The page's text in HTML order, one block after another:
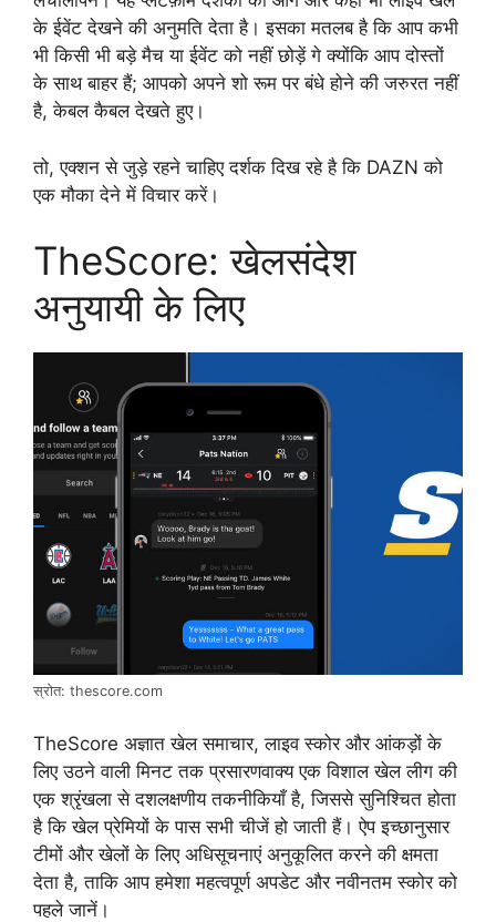
के ईवेंट देखने की अनुमति देता है। इसका मतलब है कि आप कभी
भी किसी भी बड़े मैच या ईवेंट को नहीं छोड़ें गे क्योंकि आप दोस्तों
के साथ बाहर हैं; आपको अपने शो रूम पर बंधे होने की जरुरत नहीं
है, केबल कैबल देखते हुए।
तो, एक्शन से जुड़े रहने चाहिए दर्शक दिख रहे है कि DAZN को
एक मौका देने में विचार करें।
TheScore: खेलसंदेश
अनुयायी के लिए
स्रोत: thescore.com
TheScore अज्ञात खेल समाचार, लाइव स्कोर और आंकड़ों के
लिए उठने वाली मिनट तक प्रसारणवाक्य एक विशाल खेल लीग की
एक श्रृंखला से दशलक्षणीय तकनीकियाँ है, जिससे सुनिश्चित होता
है कि खेल प्रेमियों के पास सभी चीजें हो जाती हैं। ऐप इच्छानुसार
टीमों और खेलों के लिए अधिसूचनाएं अनुकूलित करने की क्षमता
देता है, ताकि आप हमेशा महत्वपूर्ण अपडेट और नवीनतम स्कोर को
पहले जानें।